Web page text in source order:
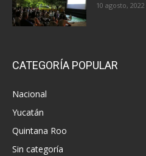
10 agosto, 2022
CATEGORÍA POPULAR
Nacional
Yucatán
Quintana Roo
Sin categoría